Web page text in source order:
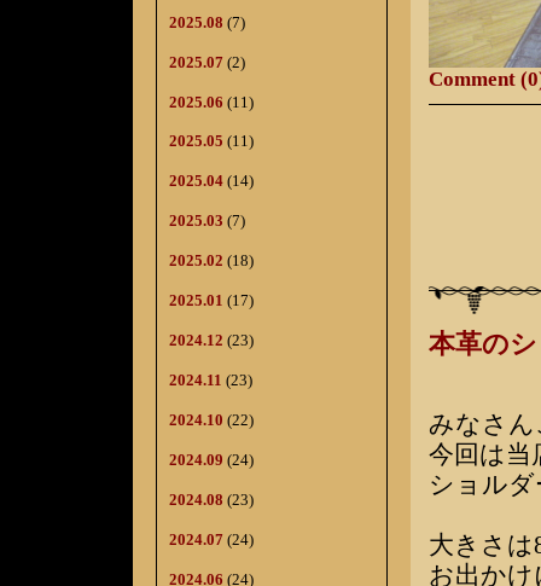
2025.08 (7)
2025.07 (2)
2025.06 (11)
2025.05 (11)
2025.04 (14)
2025.03 (7)
2025.02 (18)
2025.01 (17)
2024.12 (23)
2024.11 (23)
2024.10 (22)
2024.09 (24)
2024.08 (23)
2024.07 (24)
2024.06 (24)
Comment
本革の
みなさ
今回は当
ショル
大きさは
お出か